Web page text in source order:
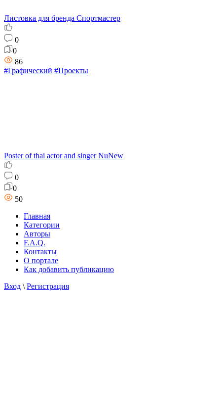
Листовка для бренда Спортмастер
0
0
86
#Графический #Проекты
Poster of thai actor and singer NuNew
0
0
50
Главная
Категории
Авторы
F.A.Q.
Контакты
О портале
Как добавить публикацию
Вход \ Регистрация